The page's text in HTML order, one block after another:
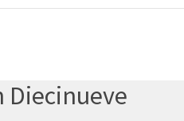
Diecinueve